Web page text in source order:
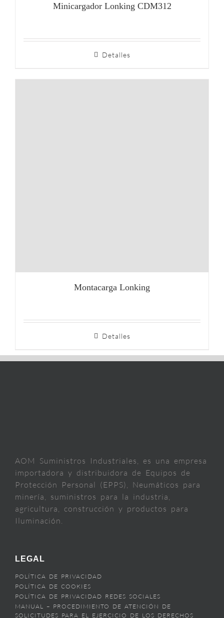
Minicargador Lonking CDM312
Detalles
Montacarga Lonking
Detalles
AOM Suministros Industriales, es una empresa
importadora y distribuidora de Equipos de
Protección Personal (EPPS), Neumáticos para
minería, suministros para la industria,
agricultura, construcción y productos para
Iluminación.
LEGAL
POLÍTICA DE PRIVACIDAD
POLÍTICA DE COOKIES
POLÍTICA DE PRIVACIDAD REDES SOCIALES
MANUAL – PROCEDIMIENTO DE ATENCIÓN DE
SOLICITUDES PARA EL EJERCICIO DE LOS DERECHOS